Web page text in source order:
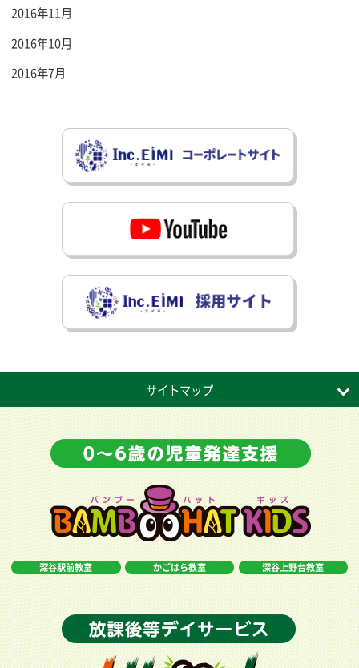
2016年11月
2016年10月
2016年7月
サイトマップ
深谷駅前教室 かごはら教室 深谷上野台教室